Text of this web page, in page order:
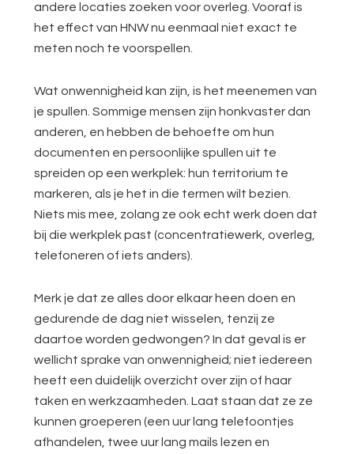
andere locaties zoeken voor overleg. Vooraf is
het effect van HNW nu eenmaal niet exact te
meten noch te voorspellen.
Wat onwennigheid kan zijn, is het meenemen van
je spullen. Sommige mensen zijn honkvaster dan
anderen, en hebben de behoefte om hun
documenten en persoonlijke spullen uit te
spreiden op een werkplek: hun territorium te
markeren, als je het in die termen wilt bezien.
Niets mis mee, zolang ze ook echt werk doen dat
bij die werkplek past (concentratiewerk, overleg,
telefoneren of iets anders).
Merk je dat ze alles door elkaar heen doen en
gedurende de dag niet wisselen, tenzij ze
daartoe worden gedwongen? In dat geval is er
wellicht sprake van onwennigheid; niet iedereen
heeft een duidelijk overzicht over zijn of haar
taken en werkzaamheden. Laat staan dat ze ze
kunnen groeperen (een uur lang telefoontjes
afhandelen, twee uur lang mails lezen en